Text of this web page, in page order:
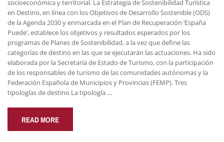
socioeconómica y territorial. La Estrategia de Sostenibilidad Turística
en Destino, en línea con los Objetivos de Desarrollo Sostenible (ODS)
de la Agenda 2030 y enmarcada en el Plan de Recuperación ‘España
Puede’, establece los objetivos y resultados esperados por los
programas de Planes de Sostenibilidad, a la vez que define las
categorías de destino en las que se ejecutarán las actuaciones. Ha sido
elaborada por la Secretaría de Estado de Turismo, con la participación
de los responsables de turismo de las comunidades autónomas y la
Federación Española de Municipios y Provincias (FEMP). Tres
tipologías de destino La tipología …
READ MORE